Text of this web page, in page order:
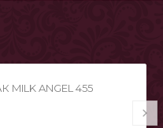
MILK ANGEL 455